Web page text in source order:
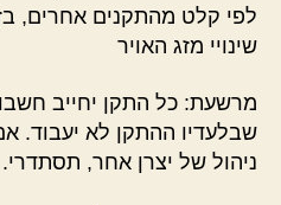
לפי קלט מהתקנים אחרים,
שינויי מזג האויר
מרשעת: כל התקן יחייב
שבלעדיו ההתקן לא יעבוד.
ניהול של יצרן אחר, תסתדרי.